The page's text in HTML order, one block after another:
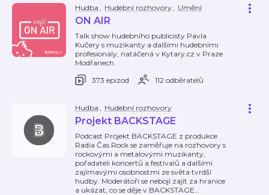
Hudba , Hudební rozhovory, Umění
ON AIR
Talk show hudebního publicisty Pavla
Kučery s muzikanty a dalšími hudebními
profesionály, natáčená v Kytary.cz v Praze
Modřanech.
373 epizod
112 odběratelů
Hudba , Hudební rozhovory
Projekt BACKSTAGE
Podcast Projekt BACKSTAGE z produkce
Radia Čas Rock se zaměřuje na rozhovory s
rockovými a metalovými muzikanty,
pořadateli koncertů a festivalů a dalšími
zajímavými osobnostmi ze světa tvrdší
hudby. Moderátoři se nebojí zajít za hranice
a ukázat, co se děje v BACKSTAGE…